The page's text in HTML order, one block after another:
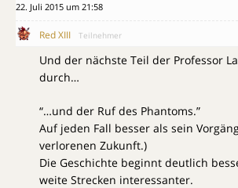
22. Juli 2015 um 21:58
Red XIII Teilnehmer
Und der nächste Teil der Professor
durch…
“…und der Ruf des Phantoms.”
Auf jeden Fall besser als sein
verlorenen Zukunft.)
Die Geschichte beginnt deutlich
weite Strecken interessanter.